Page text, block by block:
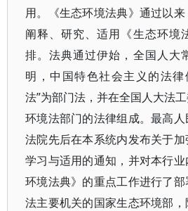
用。《生态环境法典》通过以来
阐释、研究、适用《生态环境
排。法典通过伊始，全国人大
明，中国特色社会主义的法
法”为部门法，并在全国人大法
环境法部门的法律组成。最高
法院先后在本系统内发布关于加
学习与适用的通知，并对本行
环境法典》的重点工作进行了
法主要机关的国家生态环境部，